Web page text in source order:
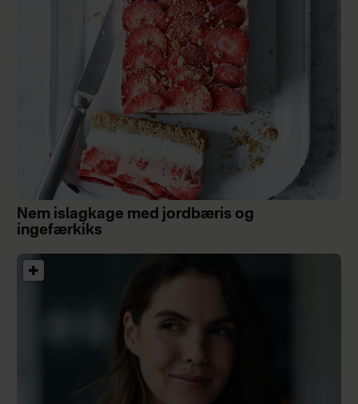
Nem islagkage med jordbæris og
ingefærkiks